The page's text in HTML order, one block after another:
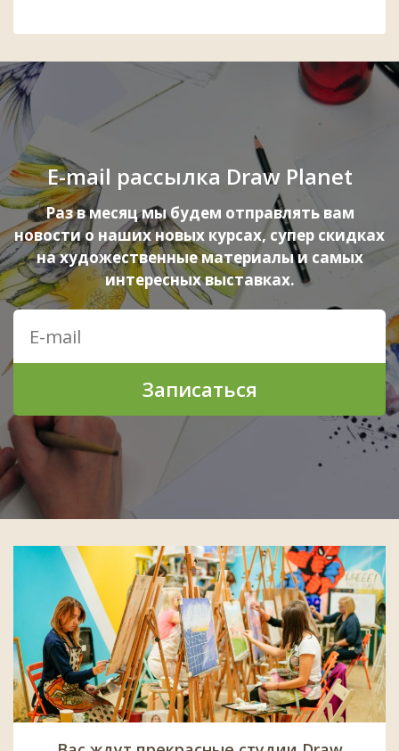
E-mail рассылка Draw Planet
Раз в месяц мы будем отправлять вам
новости о наших новых курсах, супер скидках
на художественные материалы и самых
интересных выставках.
Записаться